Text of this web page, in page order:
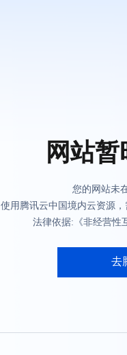
网站
您的网站未
使用腾讯云中国境内云资源
法律依据:《非经营性
去